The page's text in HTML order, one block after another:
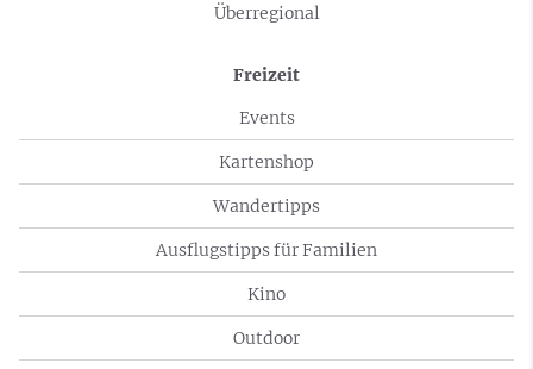
Überregional
Freizeit
Events
Kartenshop
Wandertipps
Ausflugstipps für Familien
Kino
Outdoor